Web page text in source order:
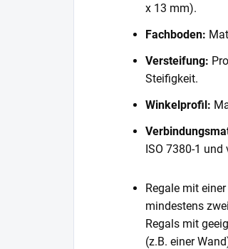
x 13 mm).
Fachboden:
Versteifung:
Steifigkeit.
Winkelprofil:
ISO 7380-1
Regale mit
mindestens
Regals mit
(z.B. einer